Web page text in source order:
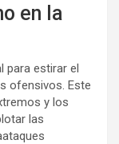
en la
para estirar el
ofensivos. Este
y los
las